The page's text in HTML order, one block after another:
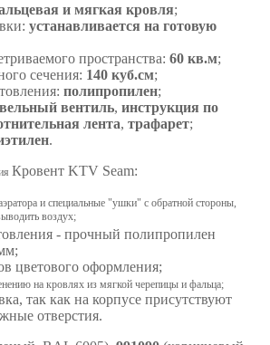
и мягкая кровля;
устанавливается на готовую
пространства: 60 кв.м;
сечения: 140 куб.см;
полипропилен;
вентиль, инструкция по
лента, трафарет;
.
Кровент KTV Seam:
и специальные "ушки" с обратной стороны,
воздух;
- прочный полипропилен
цветового оформления;
на кровлях из мягкой черепицы и фальца;
так как на корпусе присутствуют
отверстия.